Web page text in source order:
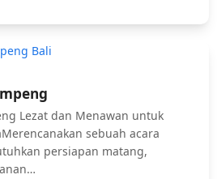
Lezat dan Menawan untuk
sebuah acara
persiapan matang,